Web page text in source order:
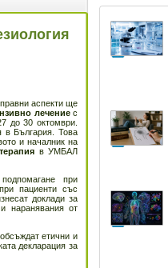
аспекти ще
лечениес
до 30 октомври.
в България. Това
и началник на
в УМБАЛ
при
пациенти със
доклади за
наранявания от
етични и
декларация за